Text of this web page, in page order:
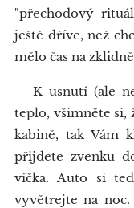
"přechodový
ještě dříve, než
mělo čas na
K usnutí (ale ne
teplo, všimněte si,
kabině, tak Vám
přijdete zvenku
víčka. Auto si
vyvětrejte na